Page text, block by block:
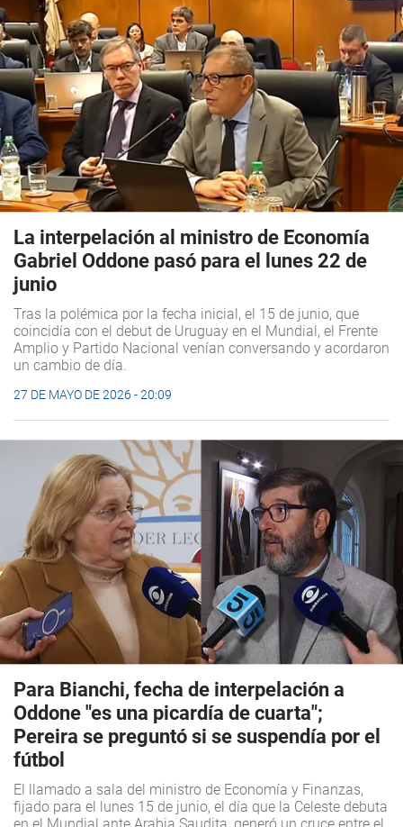
La interpelación al ministro de Economía
Gabriel Oddone pasó para el lunes 22 de
junio
Tras la polémica por la fecha inicial, el 15 de junio, que
coincidía con el debut de Uruguay en el Mundial, el Frente
Amplio y Partido Nacional venían conversando y acordaron
un cambio de día.
27 DE MAYO DE 2026 - 20:09
Para Bianchi, fecha de interpelación a
Oddone "es una picardía de cuarta";
Pereira se preguntó si se suspendía por el
fútbol
El llamado a sala del ministro de Economía y Finanzas,
fijado para el lunes 15 de junio, el día que la Celeste debuta